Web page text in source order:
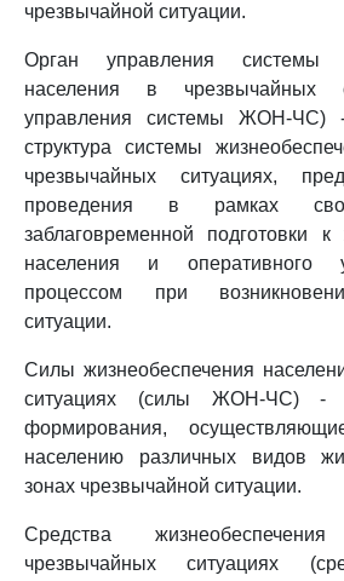
чрезвычайной ситуации.
Орган управления системы
населения в чрезвычайных
управления системы ЖОН-ЧС) -
структура системы
чрезвычайных ситуациях,
проведения в рамках
заблаговременной подготовки к
населения и оперативного
процессом при
ситуации.
Силы жизнеобеспечения
ситуациях (силы ЖОН-ЧС) -
формирования,
населению различных видов
зонах чрезвычайной ситуации.
Средства
чрезвычайных ситуациях